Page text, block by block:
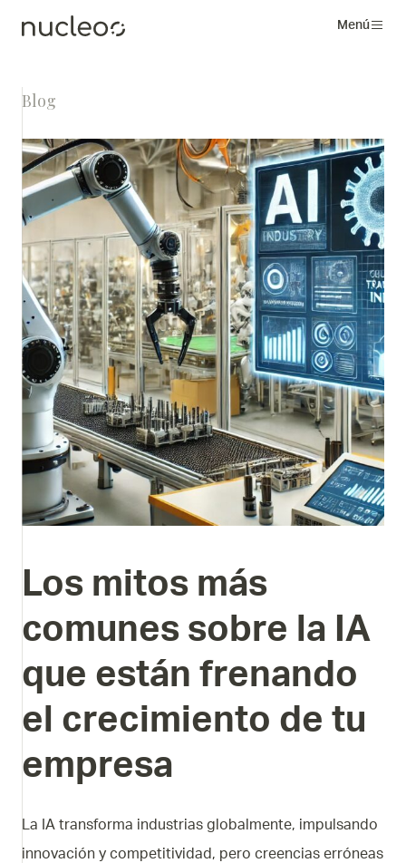
Menú
Blog
Los mitos más
comunes sobre la IA
que están frenando
el crecimiento de tu
empresa
La IA transforma industrias globalmente, impulsando
innovación y competitividad, pero creencias erróneas